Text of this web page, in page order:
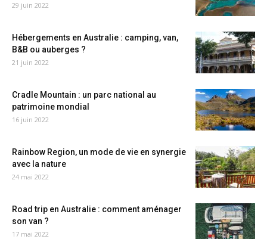
29 juin 2022
Hébergements en Australie : camping, van,
B&B ou auberges ?
21 juin 2022
Cradle Mountain : un parc national au
patrimoine mondial
16 juin 2022
Rainbow Region, un mode de vie en synergie
avec la nature
24 mai 2022
Road trip en Australie : comment aménager
son van ?
17 mai 2022